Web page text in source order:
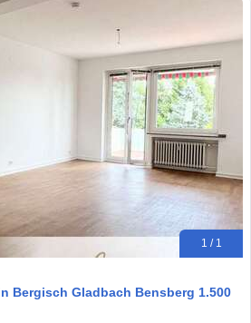
1 / 1
Bergisch Gladbach Bensberg 1.500